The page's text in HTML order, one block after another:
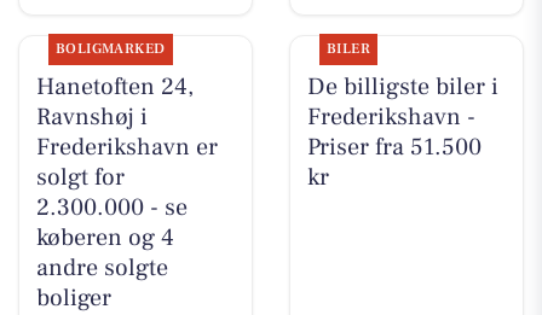
BOLIGMARKED
Hanetoften 24,
Ravnshøj i
Frederikshavn er
solgt for
2.300.000 - se
køberen og 4
andre solgte
boliger
BILER
De billigste biler i
Frederikshavn -
Priser fra 51.500
kr